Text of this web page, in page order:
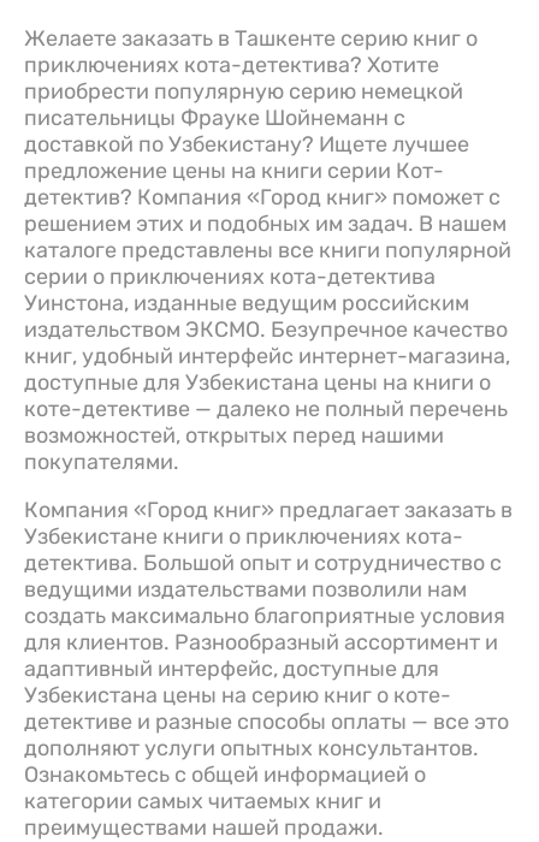
Желаете заказать в Ташкенте серию книг о
приключениях кота-детектива? Хотите
приобрести популярную серию немецкой
писательницы Фрауке Шойнеманн с
доставкой по Узбекистану? Ищете лучшее
предложение цены на книги серии Кот-
детектив? Компания «Город книг» поможет с
решением этих и подобных им задач. В нашем
каталоге представлены все книги популярной
серии о приключениях кота-детектива
Уинстона, изданные ведущим российским
издательством ЭКСМО. Безупречное качество
книг, удобный интерфейс интернет-магазина,
доступные для Узбекистана цены на книги о
коте-детективе — далеко не полный перечень
возможностей, открытых перед нашими
покупателями.
Компания «Город книг» предлагает заказать в
Узбекистане книги о приключениях кота-
детектива. Большой опыт и сотрудничество с
ведущими издательствами позволили нам
создать максимально благоприятные условия
для клиентов. Разнообразный ассортимент и
адаптивный интерфейс, доступные для
Узбекистана цены на серию книг о коте-
детективе и разные способы оплаты — все это
дополняют услуги опытных консультантов.
Ознакомьтесь с общей информацией о
категории самых читаемых книг и
преимуществами нашей продажи.